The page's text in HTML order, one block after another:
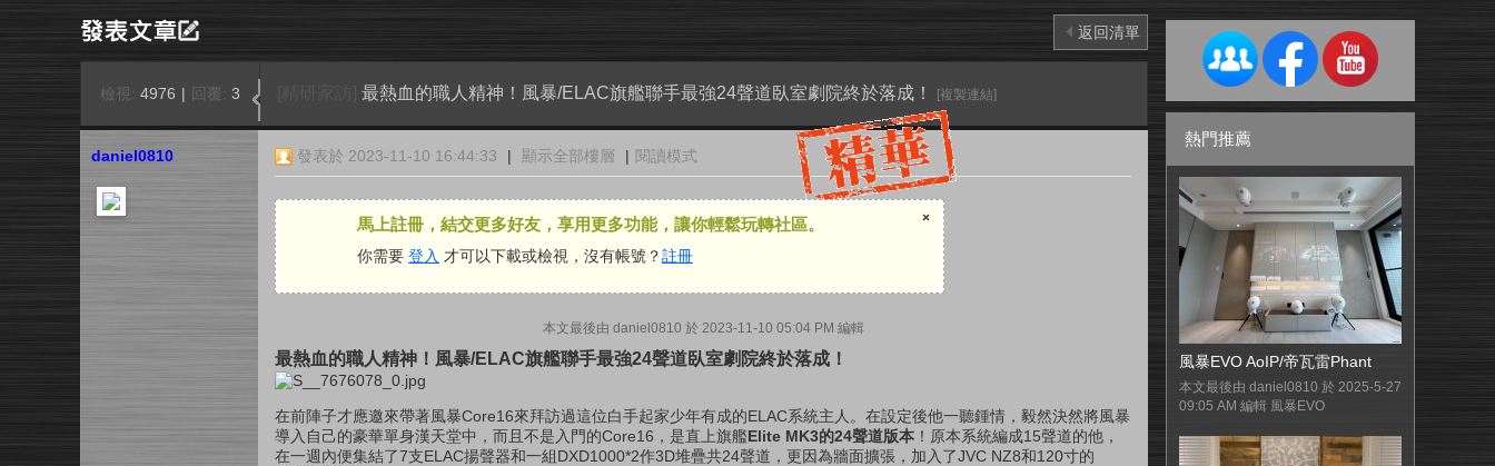
返回清單
檢視: 4976 | 回覆: 3 最熱血的職人精神！風暴/ELAC旗艦聯手最強24聲道臥室劇院終於落成！ [複製連結]
daniel0810 發表於 2023-11-10 16:44:33 | 顯示全部樓層 | 閱讀模式
馬上註冊，結交更多好友，享用更多功能，讓你輕鬆玩轉社區。
你需要 登入 才可以下載或檢視，沒有帳號？註冊
×
本文最後由 daniel0810 於 2023-11-10 05:04 PM 編輯
最熱血的職人精神！風暴/ELAC旗艦聯手最強24聲道臥室劇院終於落成！
在前陣子才應邀來帶著風暴Core16來拜訪過這位白手起家少年有成的ELAC系統主人。在設定後他一聽鍾情，毅然決然將風暴
導入自己的豪華單身漢天堂中，而且不是入門的Core16，是直上旗艦Elite MK3的24聲道版本 ！原本系統編成15聲道的他，
在一週內便集結了7支ELAC揚聲器和一組DXD1000*2作3D堆疊共24聲道，更因為牆面擴張，加入了JVC NZ8和120寸的
熱門推薦
風暴EVO AoIP/帝瓦雷Phant
本文最後由 daniel0810 於 2025-5-27
09:05 AM 編輯 風暴EVO